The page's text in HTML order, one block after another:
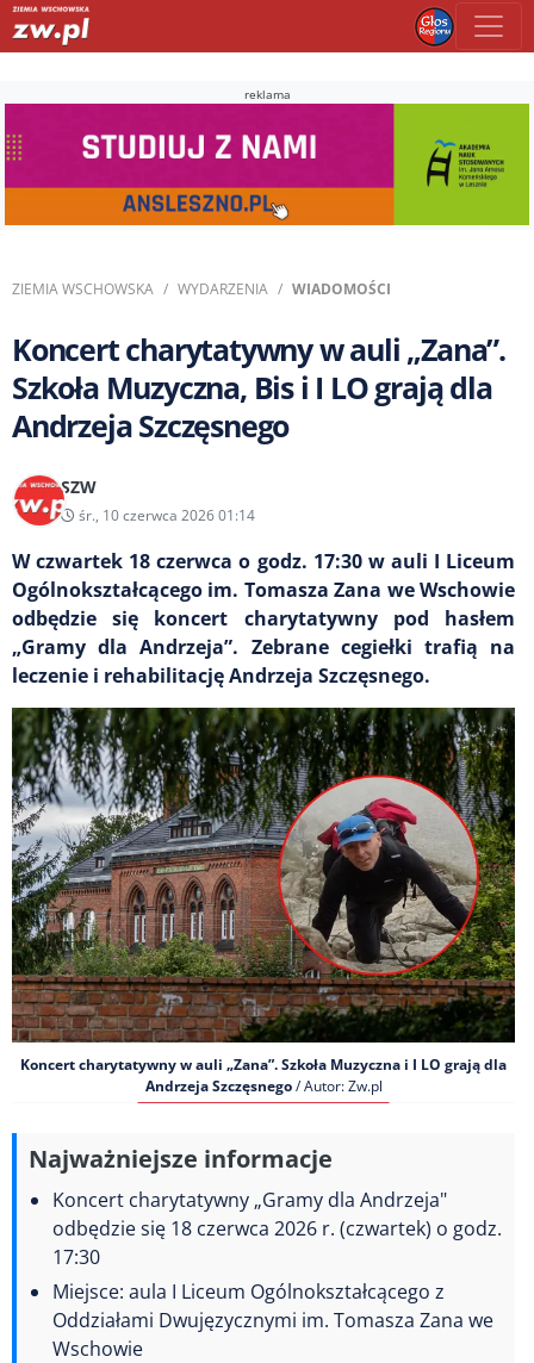
reklama
ZIEMIA WSCHOWSKA WYDARZENIA WIADOMOŚCI
Koncert charytatywny w auli „Zana”.
Szkoła Muzyczna, Bis i I LO grają dla
Andrzeja Szczęsnego
SZW
śr., 10 czerwca 2026 01:14
W czwartek 18 czerwca o godz. 17:30 w auli I Liceum
Ogólnokształcącego im. Tomasza Zana we Wschowie
odbędzie się koncert charytatywny pod hasłem
„Gramy dla Andrzeja”. Zebrane cegiełki trafią na
leczenie i rehabilitację Andrzeja Szczęsnego.
Koncert charytatywny w auli „Zana”. Szkoła Muzyczna i I LO grają dla
Andrzeja Szczęsnego / Autor: Zw.pl
Najważniejsze informacje
Koncert charytatywny „Gramy dla Andrzeja"
odbędzie się 18 czerwca 2026 r. (czwartek) o godz.
17:30
Miejsce: aula I Liceum Ogólnokształcącego z
Oddziałami Dwujęzycznymi im. Tomasza Zana we
Wschowie